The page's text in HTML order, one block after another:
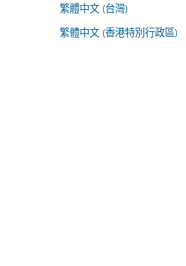
繁體中文 (台灣)
繁體中文 (香港特別行政區)